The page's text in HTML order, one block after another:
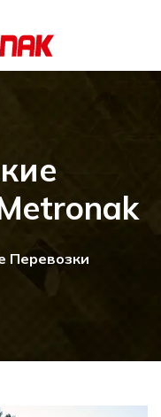
Перевозки